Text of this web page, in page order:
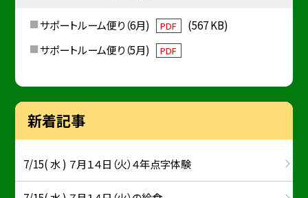
サポートルーム便り（6月) PDF
(567 KB)
サポートルーム便り（5月)
PDF
新着記事
7/15( 水 ) ７月１４日（火）４年点字体験